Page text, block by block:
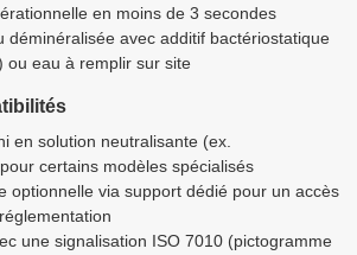
en moins de 3 secondes
déminéralisée avec additif bactériostatique
ou eau à remplir sur site
en solution neutralisante (ex.
certains modèles spécialisés
optionnelle via support dédié pour un accès
une signalisation ISO 7010 (pictogramme